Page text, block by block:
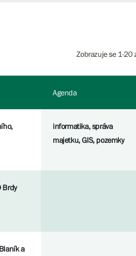
Zobrazuje se 1-20
Agenda
informatika, správa
majetku, GIS, pozemky
Brdy
a